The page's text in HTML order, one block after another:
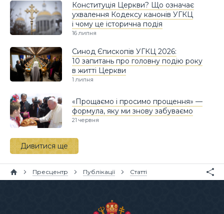
Конституція Церкви? Що означає
ухвалення Кодексу канонів УГКЦ
і чому це історична подія
16 липня
Синод Єпископів УГКЦ 2026:
10 запитань про головну подію року
в житті Церкви
1 липня
«Прощаємо і просимо прощення» —
формула, яку ми знову забуваємо
21 червня
Дивитися ще
Пресцентр Публікації Статті